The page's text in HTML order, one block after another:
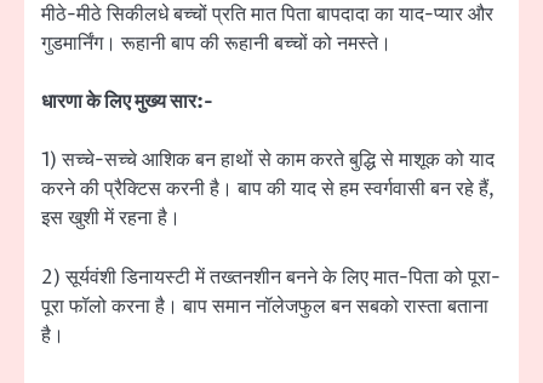
मीठे-मीठे सिकीलधे बच्चों प्रति मात पिता बापदादा का याद-प्यार और
गुडमार्निंग। रूहानी बाप की रूहानी बच्चों को नमस्ते।
धारणा के लिए मुख्य सार:-
1) सच्चे-सच्चे आशिक बन हाथों से काम करते बुद्धि से माशूक को याद
करने की प्रैक्टिस करनी है। बाप की याद से हम स्वर्गवासी बन रहे हैं,
इस खुशी में रहना है।
2) सूर्यवंशी डिनायस्टी में तख्तनशीन बनने के लिए मात-पिता को पूरा-
पूरा फॉलो करना है। बाप समान नॉलेजफुल बन सबको रास्ता बताना
है।